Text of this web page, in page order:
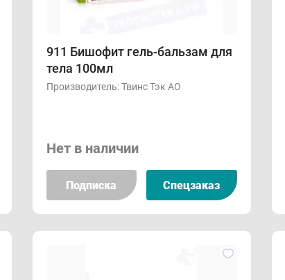
911 Бишофит гель-бальзам для
тела 100мл
Производитель:Твинс Тэк АО
Нет в наличии
Подписка Спецзаказ